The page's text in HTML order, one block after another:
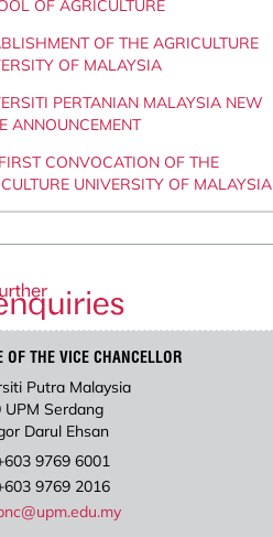
OF AGRICULTURE
OF THE AGRICULTURE
OF MALAYSIA
PERTANIAN MALAYSIA NEW
ANNOUNCEMENT
CONVOCATION OF THE
UNIVERSITY OF MALAYSIA
OF THE VICE CHANCELLOR
Putra Malaysia
UPM Serdang
Darul Ehsan
9769 6001
9769 2016